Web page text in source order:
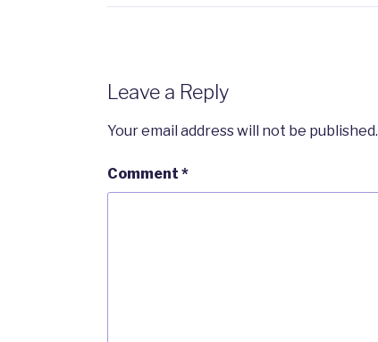
Leave a Reply
Your email address will not be published.
Comment *